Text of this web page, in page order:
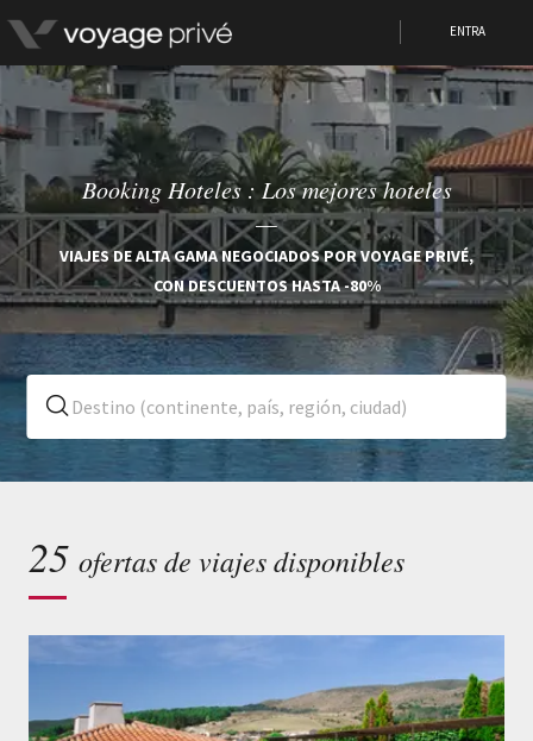
ENTRA
Booking Hoteles : Los mejores hoteles
VIAJES DE ALTA GAMA NEGOCIADOS POR VOYAGE PRIVÉ,
CON DESCUENTOS HASTA -80%
25 ofertas de viajes disponibles